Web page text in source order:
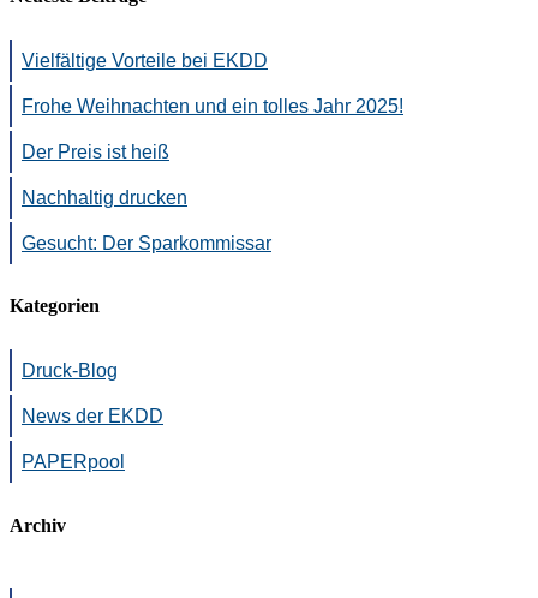
Vielfältige Vorteile bei EKDD
Frohe Weihnachten und ein tolles Jahr 2025!
Der Preis ist heiß
Nachhaltig drucken
Gesucht: Der Sparkommissar
Kategorien
Druck-Blog
News der EKDD
PAPERpool
Archiv